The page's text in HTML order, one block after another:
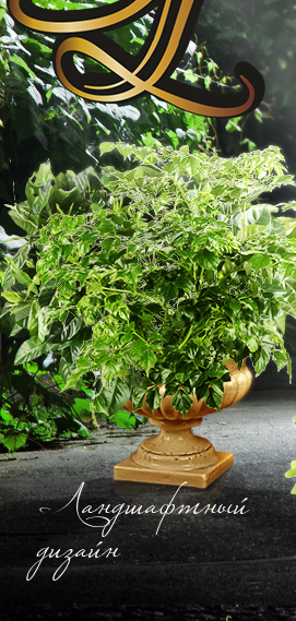
Ландшафтный
дизайн